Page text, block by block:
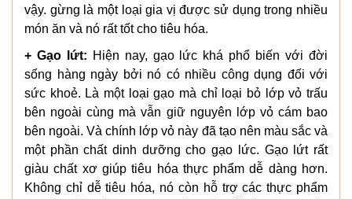
vậy. gừng là một loại gia vị được sử dụng trong nhiều
món ăn và nó rất tốt cho tiêu hóa.
+ Gạo lứt: Hiện nay, gạo lức khá phổ biến với đời
sống hàng ngày bởi nó có nhiều công dụng đối với
sức khoẻ. Là một loại gạo mà chỉ loại bỏ lớp vỏ trấu
bên ngoài cùng mà vẫn giữ nguyên lớp vỏ cám bao
bên ngoài. Và chính lớp vỏ này đã tạo nên màu sắc và
một phần chất dinh dưỡng cho gạo lức. Gạo lứt rất
giàu chất xơ giúp tiêu hóa thực phẩm dễ dàng hơn.
Không chỉ dễ tiêu hóa, nó còn hỗ trợ các thực phẩm